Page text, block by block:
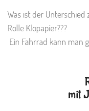
Was ist der
Rolle Klopapier???
Ein Fahrrad kann man
mit